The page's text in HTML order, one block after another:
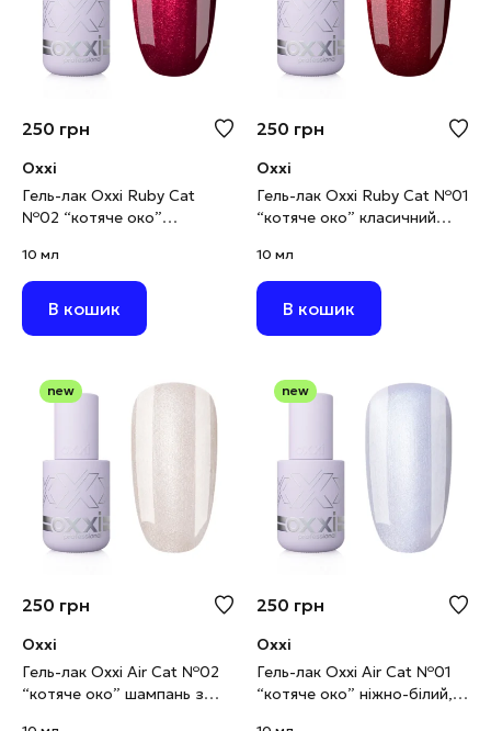
250 грн
Oxxi
Гель-лак Oxxi Ruby Cat
№02 “котяче око”
10 мл
В кошик
250 грн
Oxxi
Гель-лак Oxxi Ruby Cat №01
“котяче око” класичний
10 мл
В кошик
new
250 грн
Oxxi
Гель-лак Oxxi Air Cat №02
“котяче око” шампань з
new
250 грн
Oxxi
Гель-лак Oxxi Air Cat №01
“котяче око” ніжно-білий,